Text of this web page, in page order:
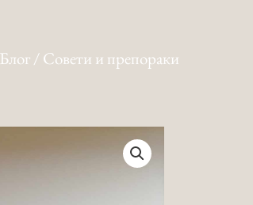
Блог / Совети и препораки